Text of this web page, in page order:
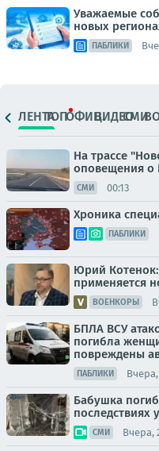
Уважаемые
новых
ПАБЛИКИ
ЛЕНТАТОПОФИЦ.ВИДЕОСМИ
На трассе
оповещения о
СМИ 00:13
Хроника
ПАБЛИКИ
Юрий
применяется
ВОЕНКОРЫ
БПЛА ВСУ
погибла
повреждены
ПАБЛИКИ Вчера,
Бабушка
последствиях
СМИ Вчера,